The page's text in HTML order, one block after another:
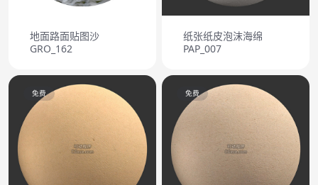
地面路面贴图沙
GRO_162
纸张纸皮泡沫海绵
PAP_007
免费 免费